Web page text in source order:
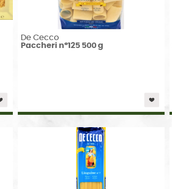
De Cecco
Paccheri n°125 500 g